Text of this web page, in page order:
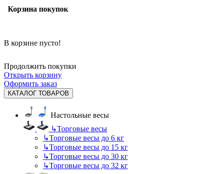
Корзина покупок
В корзине пусто!
Продолжить покупки
Открыть корзину
Оформить заказ
КАТАЛОГ ТОВАРОВ
Настольные весы
↳Торговые весы
↳Торговые весы до 6 кг
↳Торговые весы до 15 кг
↳Торговые весы до 30 кг
↳Торговые весы до 32 кг